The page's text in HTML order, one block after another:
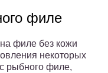
филе
филе без кожи
некоторых
рыбного филе,